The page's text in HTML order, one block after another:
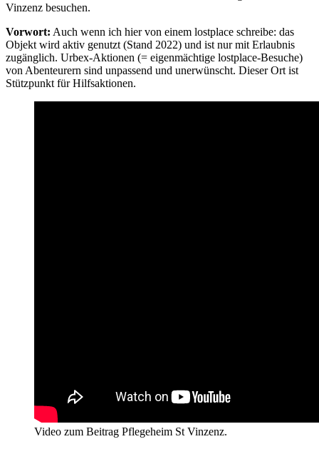
Vinzenz besuchen.
Vorwort: Auch wenn ich hier von einem lostplace schreibe: das
Objekt wird aktiv genutzt (Stand 2022) und ist nur mit Erlaubnis
zugänglich. Urbex-Aktionen (= eigenmächtige lostplace-Besuche)
von Abenteurern sind unpassend und unerwünscht. Dieser Ort ist
Stützpunkt für Hilfsaktionen.
Video zum Beitrag Pflegeheim St Vinzenz.